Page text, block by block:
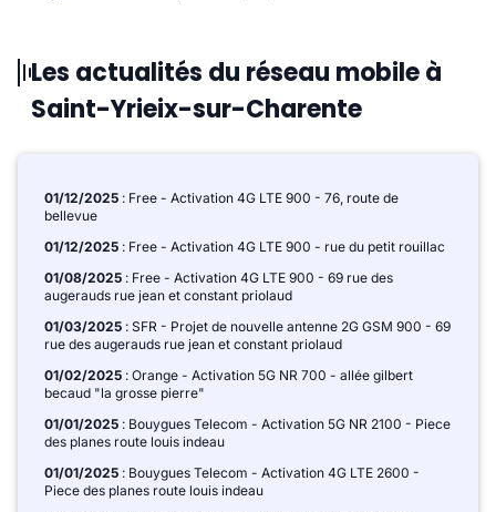
Les actualités du réseau mobile à
Saint-Yrieix-sur-Charente
01/12/2025 : Free - Activation 4G LTE 900 - 76, route de
bellevue
01/12/2025 : Free - Activation 4G LTE 900 - rue du petit rouillac
01/08/2025 : Free - Activation 4G LTE 900 - 69 rue des
augerauds rue jean et constant priolaud
01/03/2025 : SFR - Projet de nouvelle antenne 2G GSM 900 - 69
rue des augerauds rue jean et constant priolaud
01/02/2025 : Orange - Activation 5G NR 700 - allée gilbert
becaud "la grosse pierre"
01/01/2025 : Bouygues Telecom - Activation 5G NR 2100 - Piece
des planes route louis indeau
01/01/2025 : Bouygues Telecom - Activation 4G LTE 2600 -
Piece des planes route louis indeau